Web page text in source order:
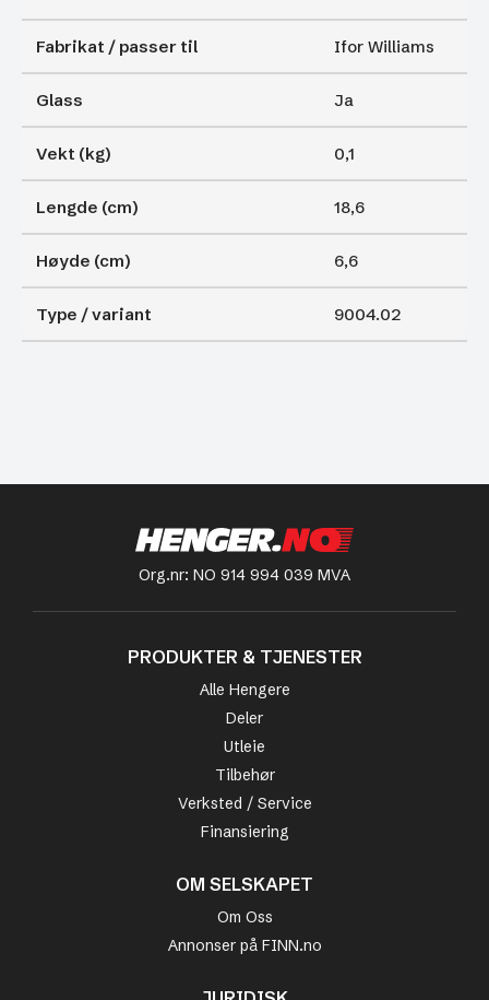
Fabrikat / passer til Ifor Williams
Glass Ja
Vekt (kg) 0,1
Lengde (cm) 18,6
Høyde (cm) 6,6
Type / variant 9004.02
Org.nr: NO 914 994 039 MVA
PRODUKTER & TJENESTER
Alle Hengere
Deler
Utleie
Tilbehør
Verksted / Service
Finansiering
OM SELSKAPET
Om Oss
Annonser på FINN.no